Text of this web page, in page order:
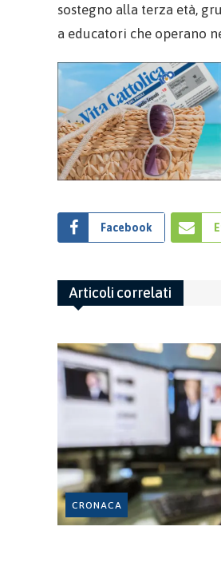
sostegno alla terza età,
a educatori che operano
Facebook
Articoli correlati
CRONACA